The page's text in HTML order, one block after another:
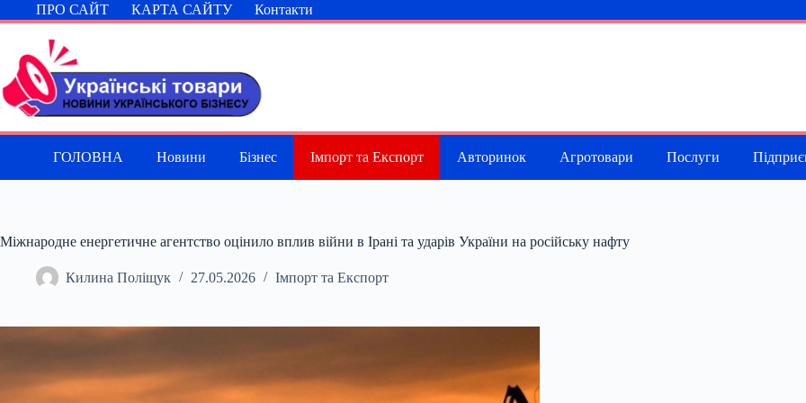
Перейти
до
ПРО САЙТ КАРТА САЙТУ Контакти
ГОЛОВНА Новини Бізнес Імпорт та Експорт Авторинок Агротовари Послуги
Міжнародне енергетичне агентство оцінило вплив війни в Ірані та ударів України на російську нафту
Килина Поліщук 27.05.2026 Імпорт та Експорт